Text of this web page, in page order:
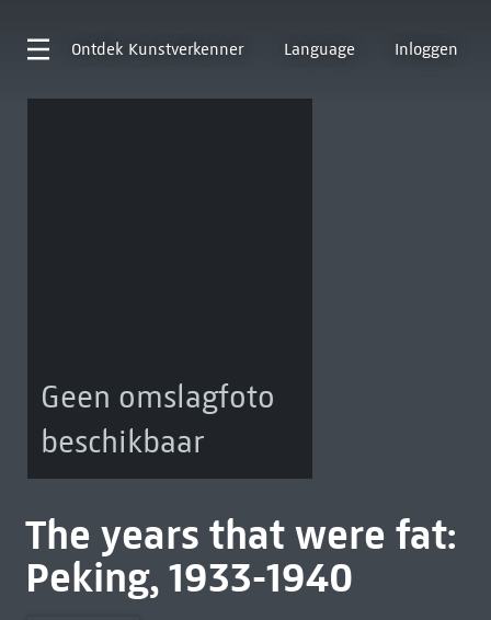
Ontdek Kunstverkenner Language Inloggen
Geen omslagfoto
beschikbaar
The years that were fat:
Peking, 1933-1940